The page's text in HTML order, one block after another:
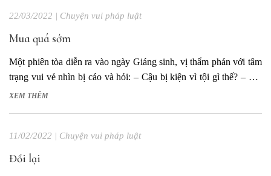
22/03/2022 | Chuyện vui pháp luật
Mua quá sớm
Một phiên tòa diễn ra vào ngày Giáng sinh, vị thẩm phán với tâm
trạng vui vẻ nhìn bị cáo và hỏi: – Cậu bị kiện vì tội gì thế? – Tôi
mua đồ trang trí Giáng sinh quá sớm. Vị thẩm phán ngạc nhiên: –
XEM THÊM
11/02/2022 | Chuyện vui pháp luật
Đổi lại